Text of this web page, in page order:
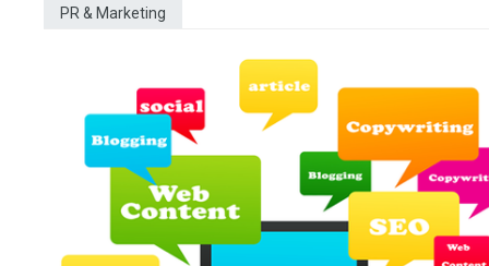
PR & Marketing